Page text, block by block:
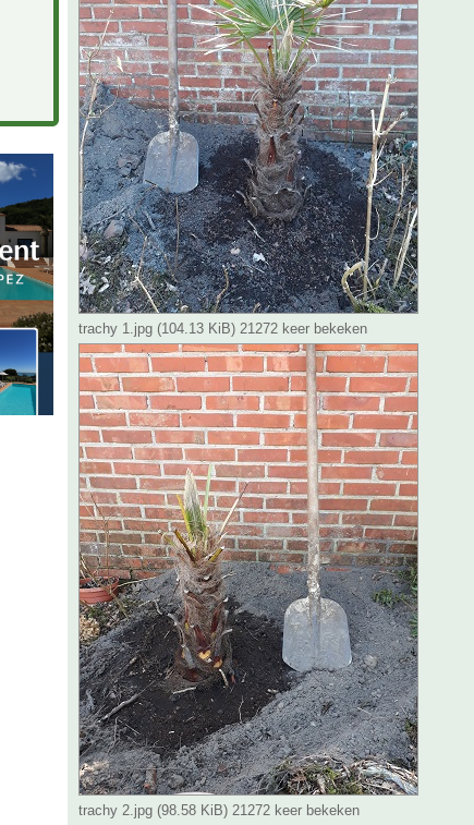
trachy 1.jpg (104.13 KiB) 21272 keer bekeken
trachy 2.jpg (98.58 KiB) 21272 keer bekeken